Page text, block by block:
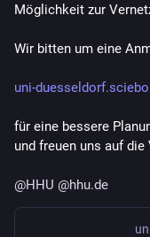
Möglichkeit zur
Wir bitten um eine
uni-
für eine bessere
und freuen uns auf
@HHU @hhu.de